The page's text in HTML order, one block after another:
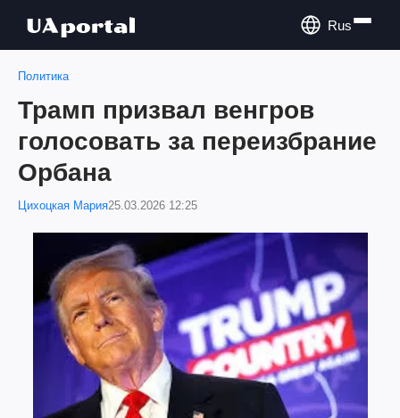
Rus
Политика
Трамп призвал венгров
голосовать за переизбрание
Орбана
Цихоцкая Мария25.03.2026 12:25